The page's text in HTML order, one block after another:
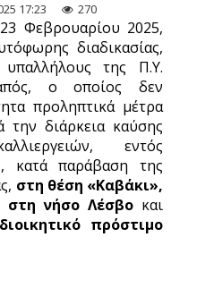
17:23 270
Φεβρουαρίου 2025,
διαδικασίας,
υπαλλήλους της Π.Υ.
ο οποίος δεν
προληπτικά μέτρα
την διάρκεια καύσης
εντός
κατά παράβαση της
στη θέση «Καβάκι»,
στη νήσο Λέσβο και
πρόστιμο